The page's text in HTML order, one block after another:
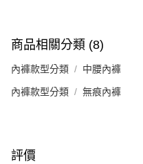
商品相關分類 (8)
內褲款型分類 中腰內褲
內褲款型分類 無痕內褲
評價